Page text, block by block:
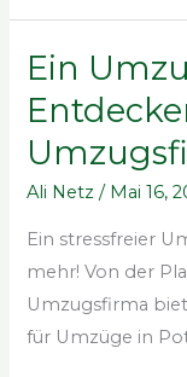
Ein
Ali Netz/ Mai 16,
Ein stressfreier
mehr! Von der
Umzugsfirma
für Umzüge in
Ein
Umzug
ohne
Stress?
Entdecken